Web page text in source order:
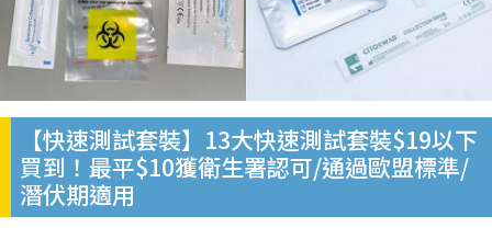
【快速測試套裝】13大快速測試套裝$19以下
買到！最平$10獲衛生署認可/通過歐盟標準/
潛伏期適用